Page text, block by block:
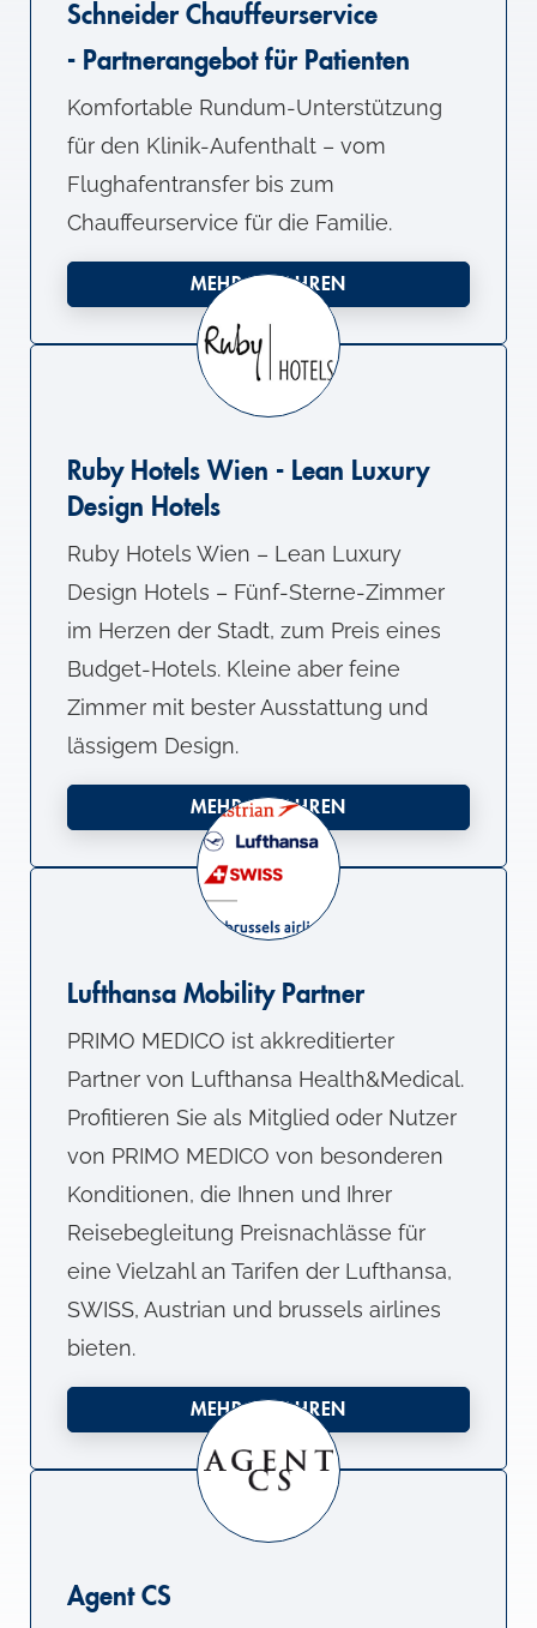
Schneider Chauffeurservice
- Partnerangebot für Patienten
Komfortable Rundum-Unterstützung
für den Klinik-Aufenthalt – vom
Flughafentransfer bis zum
Chauffeurservice für die Familie.
MEHR ERFAHREN
Ruby Hotels Wien - Lean Luxury
Design Hotels
Ruby Hotels Wien – Lean Luxury
Design Hotels – Fünf-Sterne-Zimmer
im Herzen der Stadt, zum Preis eines
Budget-Hotels. Kleine aber feine
Zimmer mit bester Ausstattung und
lässigem Design.
MEHR ERFAHREN
Lufthansa Mobility Partner
PRIMO MEDICO ist akkreditierter
Partner von Lufthansa Health&Medical.
Profitieren Sie als Mitglied oder Nutzer
von PRIMO MEDICO von besonderen
Konditionen, die Ihnen und Ihrer
Reisebegleitung Preisnachlässe für
eine Vielzahl an Tarifen der Lufthansa,
SWISS, Austrian und brussels airlines
bieten.
MEHR ERFAHREN
Agent CS